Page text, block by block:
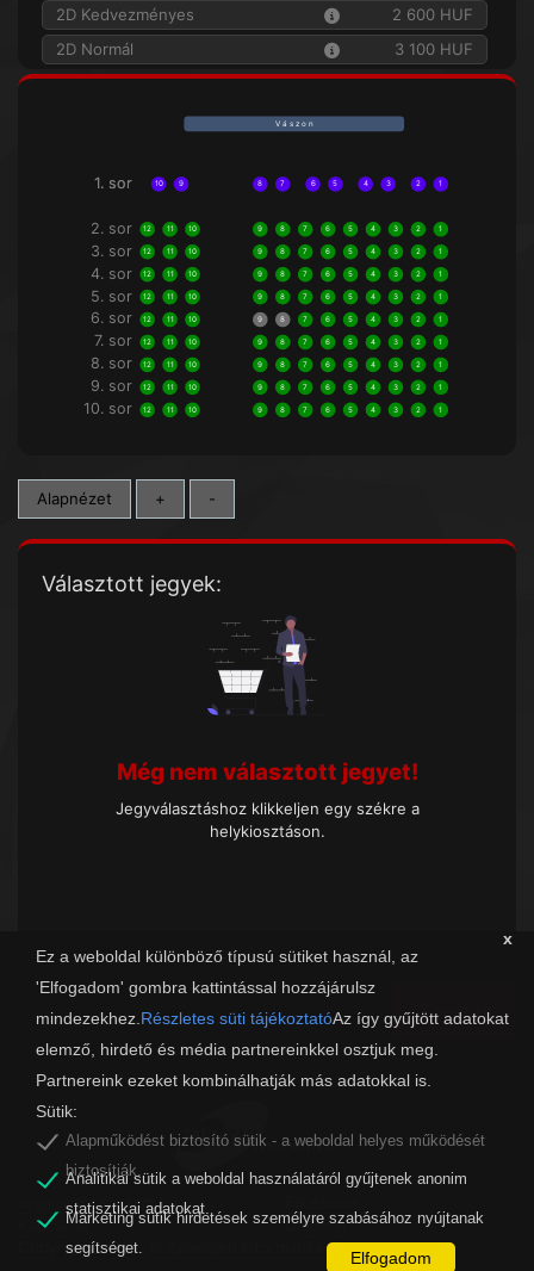
x
Ez a weboldal különböző típusú sütiket használ, az
'Elfogadom' gombra kattintással hozzájárulsz
mindezekhez. Részletes süti tájékoztatóAz így gyűjtött adatokat
elemző, hirdető és média partnereinkkel osztjuk meg.
Partnereink ezeket kombinálhatják más adatokkal is.
Sütik:
Alapműködést biztosító sütik - a weboldal helyes működését
biztosítják.
Analitikai sütik a weboldal használatáról gyűjtenek anonim
statisztikai adatokat.
Marketing sütik hirdetések személyre szabásához nyújtanak
segítséget.
Elfogadom
2D Kedvezményes
2 600 HUF
2D Normál
3 100 HUF
V á s z o n
10 9
1. sor 8 7 6 5
1. sor 4 3 2 1
2. sor 12 11 10 9 8 7 6 5 4 3 2 1
3. sor 12 11 10 9 8 7 6 5 4 3 2 1
4. sor 12 11 10 9 8 7 6 5 4 3 2 1
5. sor 12 11 10 9 8 7 6 5 4 3 2 1
6. sor 12 11 10 9 8 7 6 5 4 3 2 1
7. sor 12 11 10 9 8 7 6 5 4 3 2 1
8. sor 12 11 10 9 8 7 6 5 4 3 2 1
9. sor 12 11 10 9 8 7 6 5 4 3 2 1
10. sor 12 11 10 9 8 7 6 5 4 3 2 1
Alapnézet + -
Választott jegyek:
Még nem választott jegyet!
Jegyválasztáshoz klikkeljen egy székre a
helykiosztáson.
Tovább
organw@zalaszam.hu
Kapcsolat
LinkedIn
Copyright 2019 - © Zalaszám Informatika Kft.